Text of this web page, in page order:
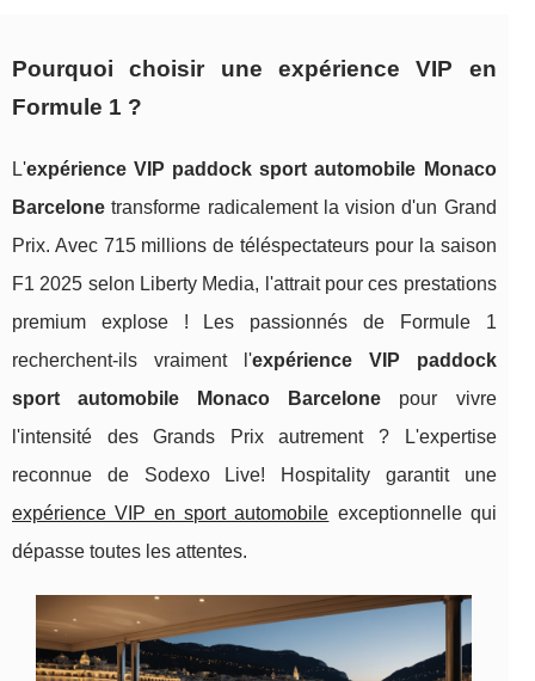
Pourquoi choisir une expérience VIP en
Formule 1 ?
L'expérience VIP paddock sport automobile Monaco
Barcelone transforme radicalement la vision d'un Grand
Prix. Avec 715 millions de téléspectateurs pour la saison
F1 2025 selon Liberty Media, l'attrait pour ces prestations
premium explose ! Les passionnés de Formule 1
recherchent-ils vraiment l'expérience VIP paddock
sport automobile Monaco Barcelone pour vivre
l'intensité des Grands Prix autrement ? L'expertise
reconnue de Sodexo Live! Hospitality garantit une
expérience VIP en sport automobile exceptionnelle qui
dépasse toutes les attentes.